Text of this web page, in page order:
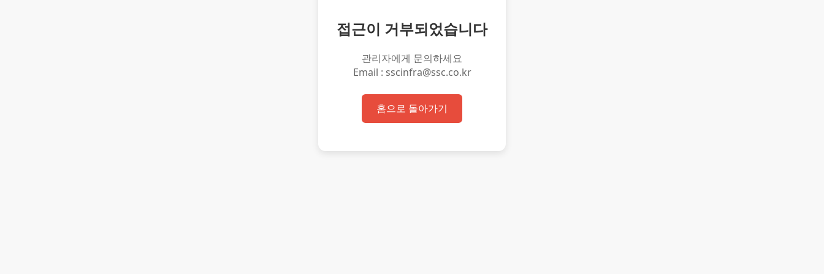
접근이 거부되었습니다
관리자에게 문의하세요
Email : sscinfra@ssc.co.kr
홈으로 돌아가기